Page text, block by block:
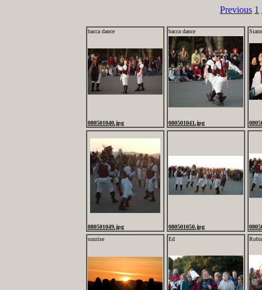
Previous 1
bacca dance
080501040.jpg
bacca dance
080501041.jpg
080501049.jpg 080501050.jpg
sunrise
Ed